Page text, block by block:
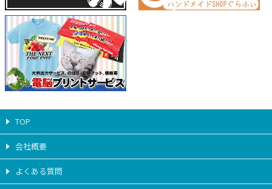
TOP
会社概要
よくある質問